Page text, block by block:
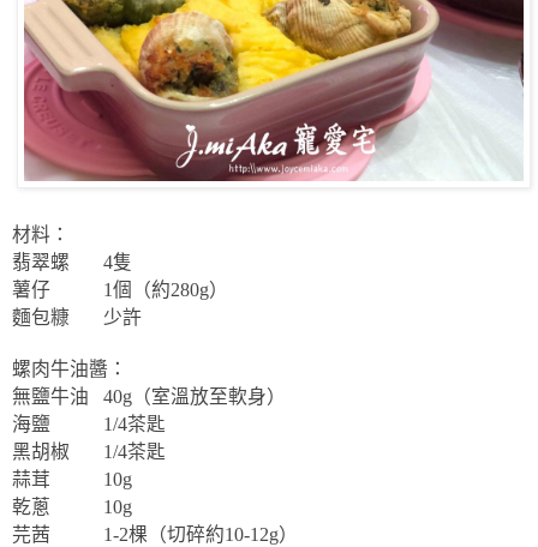
材料：
翡翠螺 4隻
薯仔 1個（約280g）
麵包糠
少許
螺肉牛油醬：
無鹽牛油 40g （室溫放至軟身）
海鹽 1/4茶匙
黑胡椒 1/4茶匙
蒜茸 10g
乾蔥
10g
芫茜 1-2棵（切碎約10-12g）